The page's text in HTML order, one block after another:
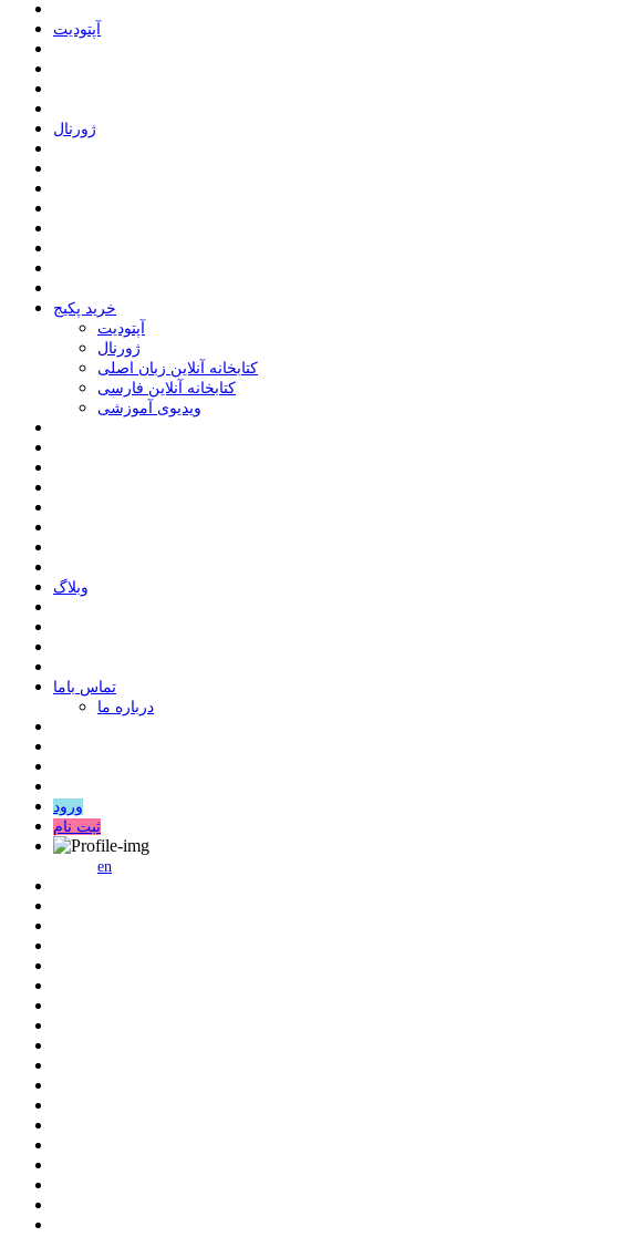
ﺁﭘﺘﻮﺩﯾﺖ
ﮊﻭﺭﻧﺎﻝ
خرید پکیج
ﺁﭘﺘﻮﺩﯾﺖ
ﮊﻭﺭﻧﺎﻝ
کتابخانه آنلاین زبان اصلی
کتابخانه آنلاین فارسی
ویدیوی آموزشی
وبلاگ
ﺗﻤﺎﺱ ﺑﺎﻣﺎ
درباره ما
ورود
ثبت نام
en